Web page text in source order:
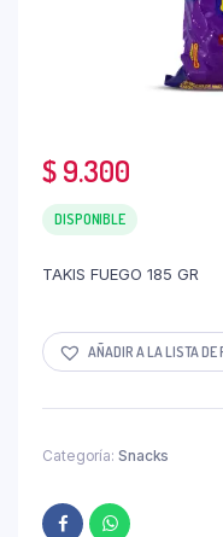
$9.300
DISPONIBLE
TAKIS FUEGO 185 GR
AÑADIR A LA LISTA DE
Categoría: Snacks